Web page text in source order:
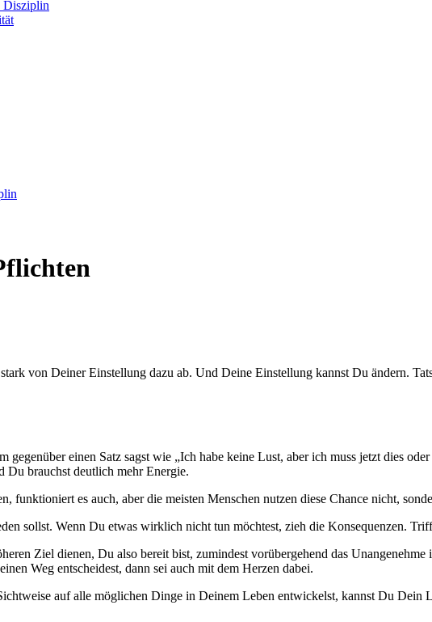
Disziplin
von Deiner Einstellung dazu ab. Und Deine Einstellung kannst Du ändern.
gegenüber einen Satz sagst wie „Ich habe keine Lust, aber ich muss jetzt dies
Du brauchst deutlich mehr Energie.
funktioniert es auch, aber die meisten Menschen nutzen diese Chance nicht,
sollst. Wenn Du etwas wirklich nicht tun möchtest, zieh die Konsequenzen.
Ziel dienen, Du also bereit bist, zumindest vorübergehend das
Weg entscheidest, dann sei auch mit dem Herzen dabei.
auf alle möglichen Dinge in Deinem Leben entwickelst, kannst Du Dein